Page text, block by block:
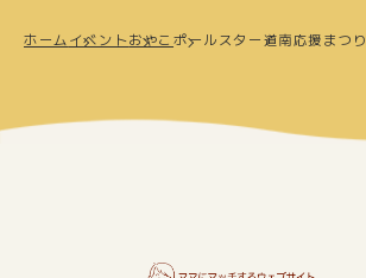
ホーム イベントおやこポールスター道南応援まつり